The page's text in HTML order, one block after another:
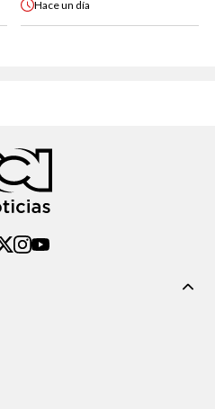
Haceun día